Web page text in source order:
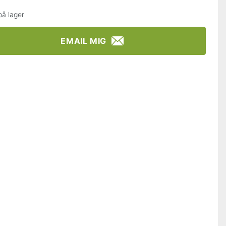
lager
EMAIL MIG